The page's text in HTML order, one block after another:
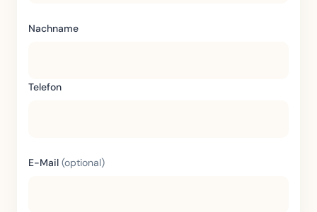
Nachname
Telefon
E-Mail (optional)